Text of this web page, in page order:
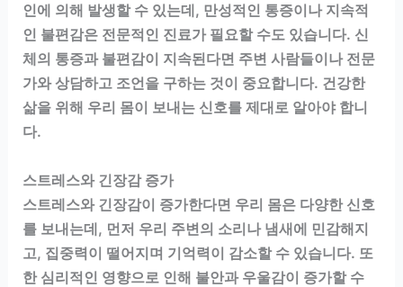
인에 의해 발생할 수 있는데, 만성적인 통증이나 지속적
인 불편감은 전문적인 진료가 필요할 수도 있습니다. 신
체의 통증과 불편감이 지속된다면 주변 사람들이나 전문
가와 상담하고 조언을 구하는 것이 중요합니다. 건강한
삶을 위해 우리 몸이 보내는 신호를 제대로 알아야 합니
다.
스트레스와 긴장감 증가
스트레스와 긴장감이 증가한다면 우리 몸은 다양한 신호
를 보내는데, 먼저 우리 주변의 소리나 냄새에 민감해지
고, 집중력이 떨어지며 기억력이 감소할 수 있습니다. 또
한 심리적인 영향으로 인해 불안과 우울감이 증가할 수